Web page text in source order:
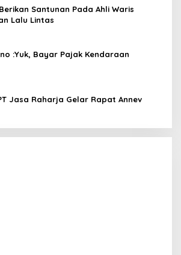
Santunan Pada Ahli Waris
Lalu Lintas
:Yuk, Bayar Pajak Kendaraan
Jasa Raharja Gelar Rapat Annev